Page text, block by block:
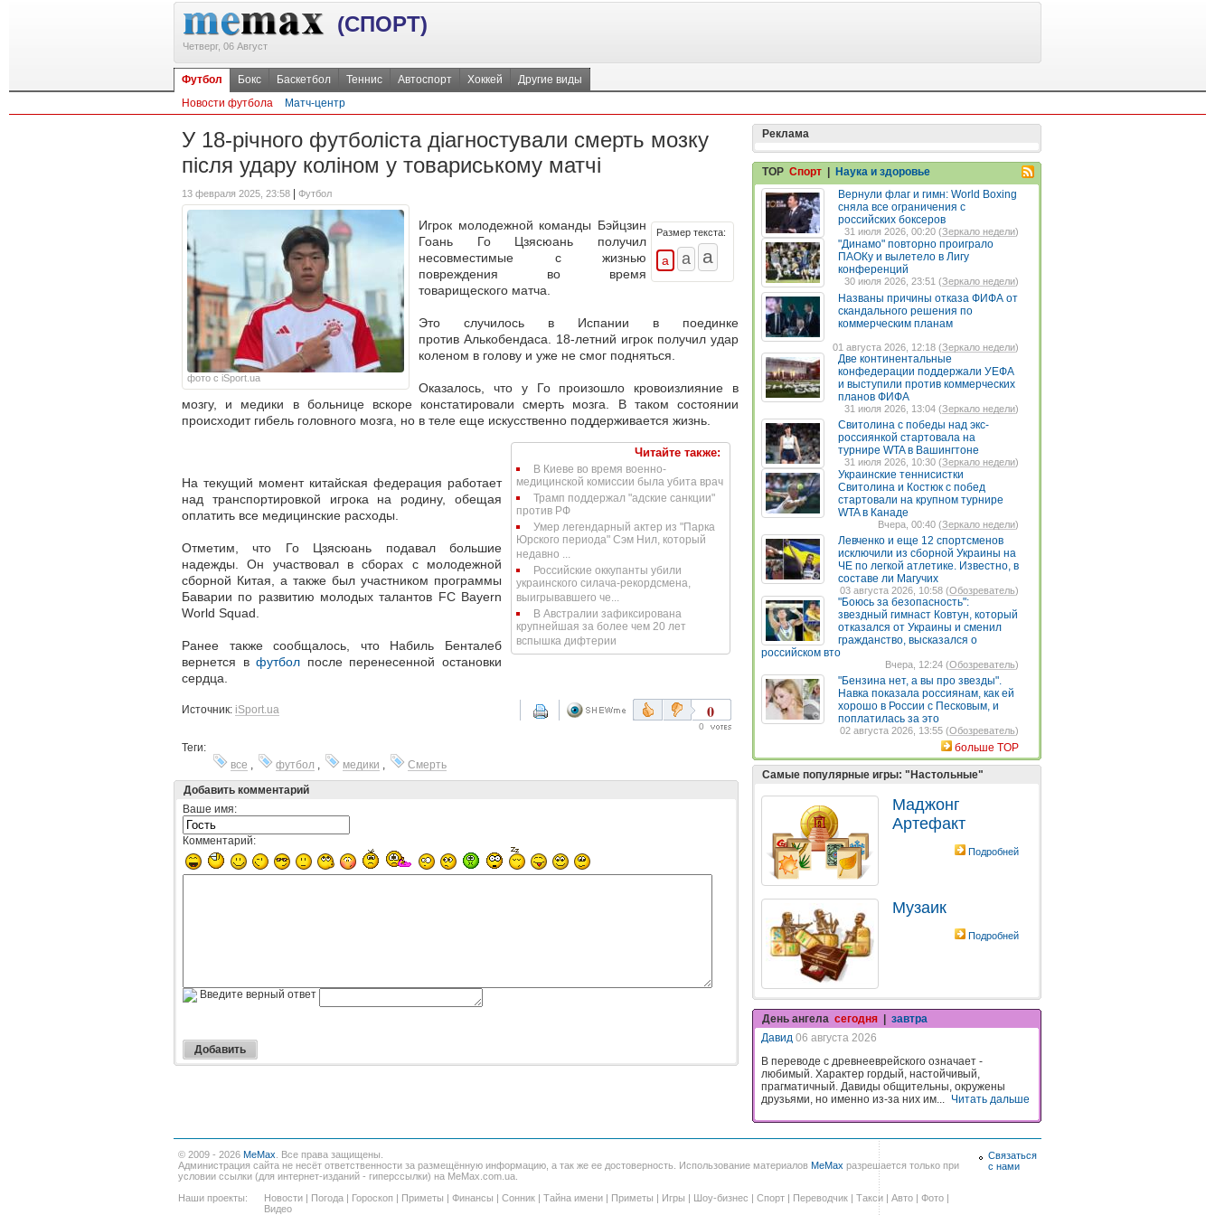
(СПОРТ)
Четверг, 06 Август
Футбол Бокс Баскетбол Теннис Автоспорт Хоккей
Другие виды
Новости футбола
Матч-центр
У 18-річного футболіста діагностували смерть мозку
після удару коліном у товариському матчі
13 февраля 2025, 23:58 Футбол
фото с iSport.ua
Размер текста:
Игрок молодежной команды Бэйцзин
Гоань Го Цзясюань получил
несовместимые с жизнью
повреждения во время
товарищеского матча.
Это случилось в Испании в поединке
против Алькобендаса. 18-летний игрок получил удар
коленом в голову и уже не смог подняться.
Оказалось, что у Го произошло кровоизлияние в
мозгу, и медики в больнице вскоре констатировали смерть мозга. В таком состоянии
происходит гибель головного мозга, но в теле еще искусственно поддерживается жизнь.
Читайте также:
В Киеве во время военно-
медицинской комиссии была убита врач
Трамп поддержал "адские санкции"
против РФ
Умер легендарный актер из "Парка
Юрского периода" Сэм Нил, который
недавно ...
Российские оккупанты убили
украинского силача-рекордсмена,
выигрывавшего че...
В Австралии зафиксирована
крупнейшая за более чем 20 лет
вспышка дифтерии
На текущий момент китайская федерация работает
над транспортировкой игрока на родину, обещая
оплатить все медицинские расходы.
Отметим, что Го Цзясюань подавал большие
надежды. Он участвовал в сборах с молодежной
сборной Китая, а также был участником программы
Баварии по развитию молодых талантов FC Bayern
World Squad.
Ранее также сообщалось, что Набиль Бенталеб
вернется вфутбол после перенесенной остановки
сердца.
Источник: iSport.ua 0
0
Теги:
все , футбол , медики ,
Смерть
Добавить комментарий
Ваше имя:
Комментарий:
Введите верный ответ
Реклама
TOP Спорт
Наука и здоровье
Вернули флаг и гимн: World Boxing
сняла все ограничения с
российских боксеров
31 июля 2026, 00:20 (Зеркало недели)
"Динамо" повторно проиграло
ПАОКу и вылетело в Лигу
конференций
30 июля 2026, 23:51 (Зеркало недели)
Названы причины отказа ФИФА от
скандального решения по
коммерческим планам
01 августа 2026, 12:18 (Зеркало недели)
Две континентальные
конфедерации поддержали УЕФА
и выступили против коммерческих
планов ФИФА
31 июля 2026, 13:04 (Зеркало недели)
Свитолина с победы над экс-
россиянкой стартовала на
турнире WTA в Вашингтоне
31 июля 2026, 10:30 (Зеркало недели)
Украинские теннисистки
Свитолина и Костюк с побед
стартовали на крупном турнире
WTA в Канаде
Вчера, 00:40 (Зеркало недели)
Левченко и еще 12 спортсменов
исключили из сборной Украины на
ЧЕ по легкой атлетике. Известно, в
составе ли Магучих
03 августа 2026, 10:58 (Обозреватель)
"Боюсь за безопасность":
звездный гимнаст Ковтун, который
отказался от Украины и сменил
гражданство, высказался о
российском вто
Вчера, 12:24 (Обозреватель)
"Бензина нет, а вы про звезды".
Навка показала россиянам, как ей
хорошо в России с Песковым, и
поплатилась за это
02 августа 2026, 13:55 (Обозреватель)
больше TOP
Самые популярные игры: "Настольные"
Маджонг
Артефакт
Подробней
Музаик
Подробней
День ангела сегодня
завтра
Давид 06 августа 2026
В переводе с древнееврейского означает -
любимый. Характер гордый, настойчивый,
прагматичный. Давиды общительны, окружены
друзьями, но именно из-за них им... Читать дальше
© 2009 - 2026 MeMax . Все права защищены.
Администрация сайта не несёт ответственности за размещённую информацию, а так же ее достоверность. Использование материалов MeMax разрешается только при
условии ссылки (для интернет-изданий - гиперссылки) на MeMax.com.ua.
Наши проекты:
Новости | Погода | Гороскоп | Приметы | Финансы | Сонник | Тайна имени | Приметы | Игры | Шоу-бизнес | Спорт | Переводчик | Такси | Авто | Фото |
Видео
Связаться
с нами